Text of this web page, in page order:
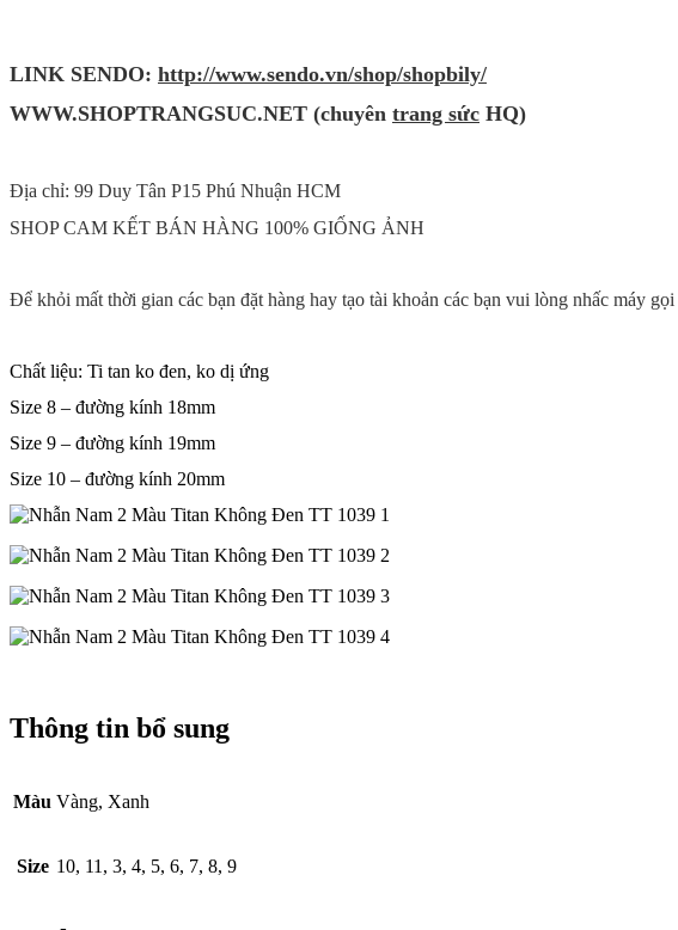
LINK SENDO: http://www.sendo.vn/shop/shopbily/
WWW.SHOPTRANGSUC.NET (chuyên trang sức HQ)
Địa chỉ: 99 Duy Tân P15 Phú Nhuận HCM
SHOP CAM KẾT BÁN HÀNG 100% GIỐNG ẢNH
Để khỏi mất thời gian các bạn đặt hàng hay tạo tài khoản các bạn vui lòng nhấc máy gọi
Chất liệu: Ti tan ko đen, ko dị ứng
Size 8 – đường kính 18mm
Size 9 – đường kính 19mm
Size 10 – đường kính 20mm
Thông tin bổ sung
Màu Vàng, Xanh
Size 10, 11, 3, 4, 5, 6, 7, 8, 9